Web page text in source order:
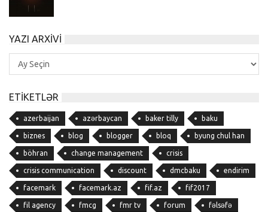
YAZI ARXIVI
Yazı
Arxivi
ETIKETLƏR
azerbaijan azərbaycan baker tilly baku
biznes blog blogger bloq byung chul han
böhran change management crisis
crisis communication discount dmcbaku endirim
facemark facemark.az fif.az fif2017
fil agency fmcg fmr tv forum fəlsəfə